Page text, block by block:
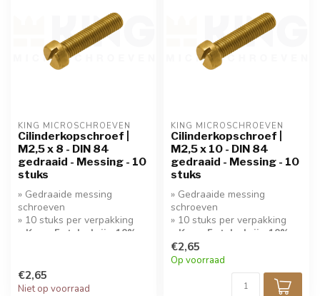
KING MICROSCHROEVEN
Cilinderkopschroef |
M2,5 x 8 - DIN 84
gedraaid - Messing - 10
stuks
» Gedraaide messing
schroeven
» 10 stuks per verpakking
» Koop 5 stuks krijg 10%
€2,65
Niet op voorraad
KING MICROSCHROEVEN
Cilinderkopschroef |
M2,5 x 10 - DIN 84
gedraaid - Messing - 10
stuks
» Gedraaide messing
schroeven
» 10 stuks per verpakking
» Koop 5 stuks krijg 10%
korting!
€2,65
Op voorraad